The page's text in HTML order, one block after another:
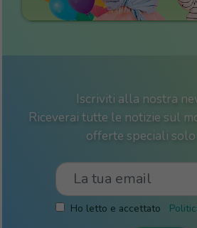
Iscriviti alla nostra
Riceverai tutte le notizie sul
offerte speciali
Ho letto e accettato